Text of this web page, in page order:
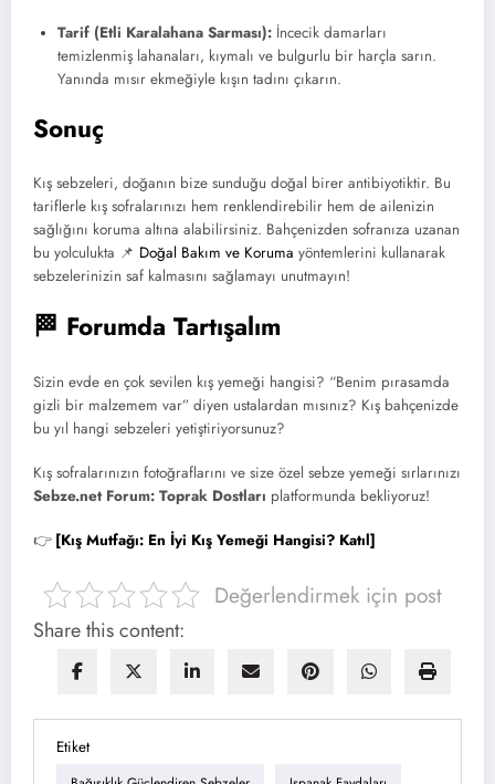
Tarif (Etli Karalahana Sarması): İncecik damarları
temizlenmiş lahanaları, kıymalı ve bulgurlu bir harçla sarın.
Yanında mısır ekmeğiyle kışın tadını çıkarın.
Sonuç
Kış sebzeleri, doğanın bize sunduğu doğal birer antibiyotiktir. Bu
tariflerle kış sofralarınızı hem renklendirebilir hem de ailenizin
sağlığını koruma altına alabilirsiniz. Bahçenizden sofranıza uzanan
bu yolculukta 📌 Doğal Bakım ve Koruma yöntemlerini kullanarak
sebzelerinizin saf kalmasını sağlamayı unutmayın!
🏁 Forumda Tartışalım
Sizin evde en çok sevilen kış yemeği hangisi? “Benim pırasamda
gizli bir malzemem var” diyen ustalardan mısınız? Kış bahçenizde
bu yıl hangi sebzeleri yetiştiriyorsunuz?
Kış sofralarınızın fotoğraflarını ve size özel sebze yemeği sırlarınızı
Sebze.net Forum: Toprak Dostları platformunda bekliyoruz!
👉 [Kış Mutfağı: En İyi Kış Yemeği Hangisi? Katıl]
Değerlendirmek için post
Share this content:
Etiket